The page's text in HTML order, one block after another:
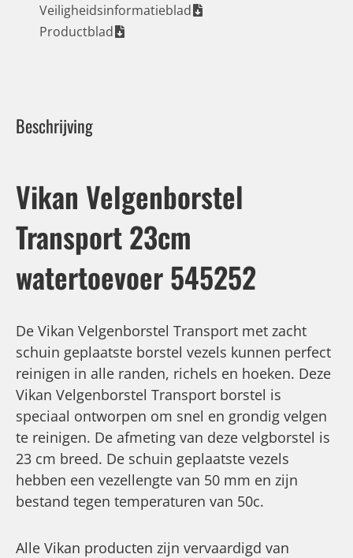
Veiligheidsinformatieblad
Productblad
Beschrijving
Vikan Velgenborstel
Transport 23cm
watertoevoer 545252
De Vikan Velgenborstel Transport met zacht
schuin geplaatste borstel vezels kunnen perfect
reinigen in alle randen, richels en hoeken. Deze
Vikan Velgenborstel Transport borstel is
speciaal ontworpen om snel en grondig velgen
te reinigen. De afmeting van deze velgborstel is
23 cm breed. De schuin geplaatste vezels
hebben een vezellengte van 50 mm en zijn
bestand tegen temperaturen van 50c.
Alle Vikan producten zijn vervaardigd van